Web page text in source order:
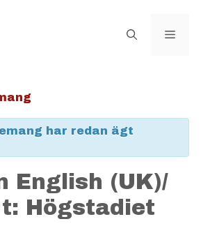
Meny
har redan ägt
English (UK)/
Högstadiet